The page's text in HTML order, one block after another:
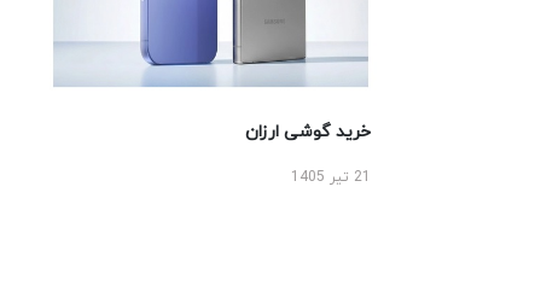
خرید گوشی ارزان